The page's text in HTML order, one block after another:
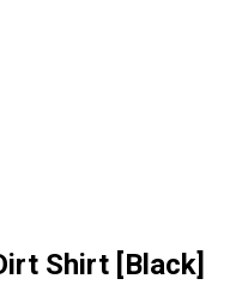
Shirt [Black]